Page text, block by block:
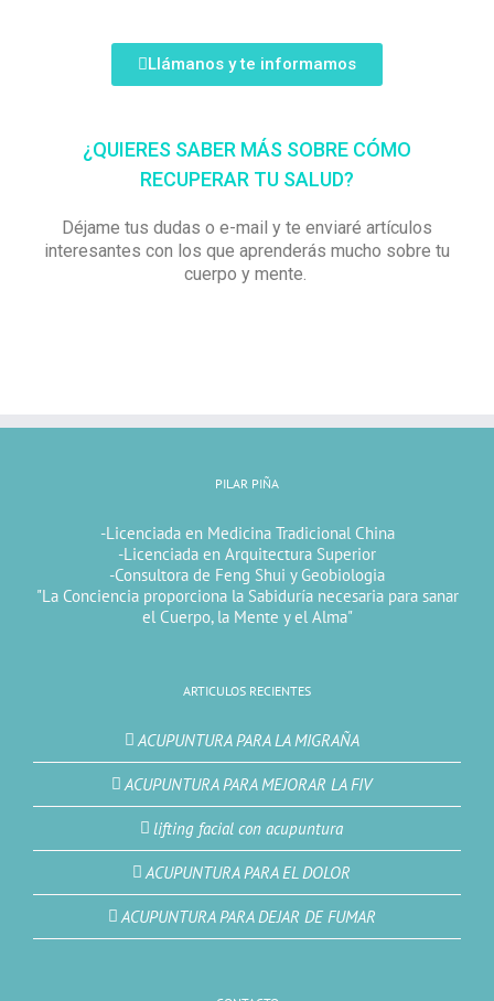
Llámanos y te informamos
¿QUIERES SABER MÁS SOBRE CÓMO
RECUPERAR TU SALUD?
Déjame tus dudas o e-mail y te enviaré artículos
interesantes con los que aprenderás mucho sobre tu
cuerpo y mente.
PILAR PIÑA
-Licenciada en Medicina Tradicional China
-Licenciada en Arquitectura Superior
-Consultora de Feng Shui y Geobiologia
"La Conciencia proporciona la Sabiduría necesaria para sanar
el Cuerpo, la Mente y el Alma"
ARTICULOS RECIENTES
ACUPUNTURA PARA LA MIGRAÑA
ACUPUNTURA PARA MEJORAR LA FIV
lifting facial con acupuntura
ACUPUNTURA PARA EL DOLOR
ACUPUNTURA PARA DEJAR DE FUMAR